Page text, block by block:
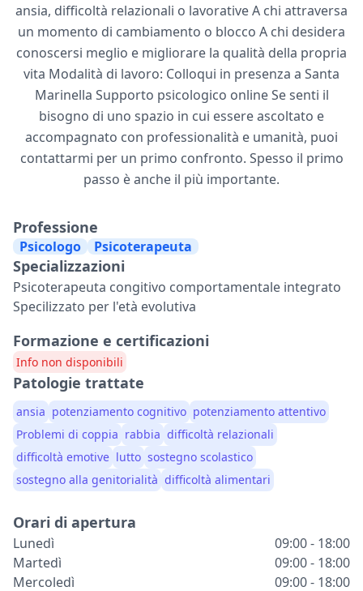
ansia, difficoltà relazionali o lavorative A chi attraversa
un momento di cambiamento o blocco A chi desidera
conoscersi meglio e migliorare la qualità della propria
vita Modalità di lavoro: Colloqui in presenza a Santa
Marinella Supporto psicologico online Se senti il
bisogno di uno spazio in cui essere ascoltato e
accompagnato con professionalità e umanità, puoi
contattarmi per un primo confronto. Spesso il primo
passo è anche il più importante.
Professione
Psicologo Psicoterapeuta
Specializzazioni
Psicoterapeuta congitivo comportamentale integrato
Specilizzato per l'età evolutiva
Formazione e certificazioni
Info non disponibili
Patologie trattate
ansia potenziamento cognitivo potenziamento attentivo
Problemi di coppia rabbia difficoltà relazionali
difficoltà emotive lutto sostegno scolastico
sostegno alla genitorialità difficoltà alimentari
Orari di apertura
Lunedì
09:00 - 18:00
Martedì
09:00 - 18:00
Mercoledì
09:00 - 18:00